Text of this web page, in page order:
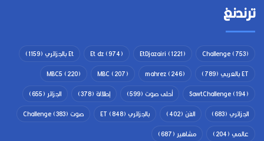
ترندنغ
Challenge(753)
EtDjazairi (1221)
Et dz(974) Et بالجزائري
(1159)
ET بالعربي
(789)
mahrez(246)
MBC(207)
MBC5 (220)
SawtChallenge(194) أحلى صوت (599) إطلالة (378) الجزائر (655)
الجزائري (683) الفن (402) بالجزائري ET (848) صوت Challenge (383)
عالمي (204) مشاهير (687)